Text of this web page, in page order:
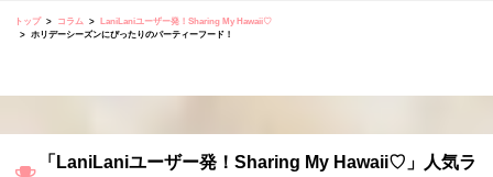
トップ コラム
LaniLaniユーザー発！Sharing My Hawaii♡
ホリデーシーズンにぴったりのパーティーフード！
「LaniLaniユーザー発！Sharing My Hawaii♡」人気ラ